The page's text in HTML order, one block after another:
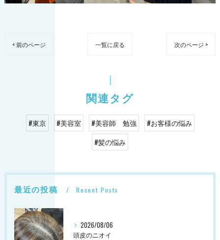
< 前のページ 一覧に戻る 次のページ >
関連タグ
#東京 #美容室 #美容師 勉強
#お客様の悩み
#髪の悩み
最近の投稿 Recent Posts
2026/08/06
頭皮のニオイ